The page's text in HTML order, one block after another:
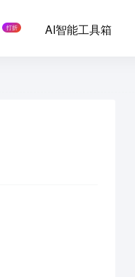
打折 AI智能工具箱